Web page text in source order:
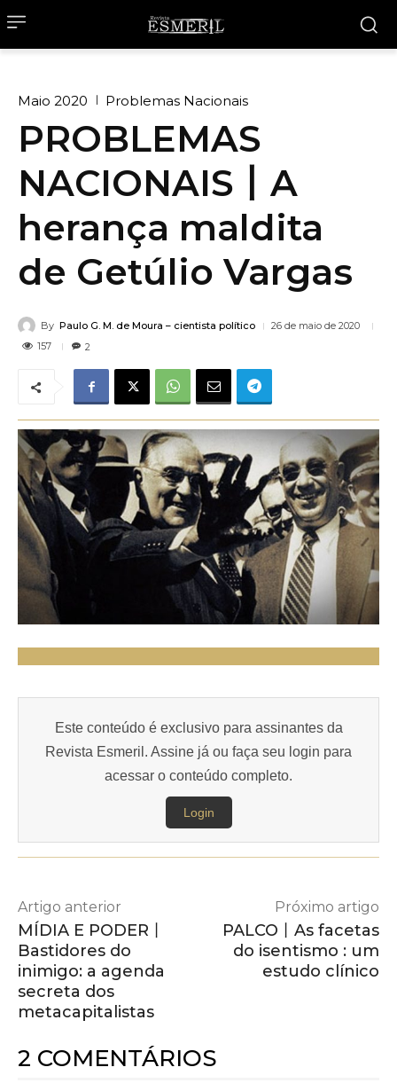
Maio 2020 Problemas Nacionais
PROBLEMAS
NACIONAIS丨A
herança maldita
de Getúlio Vargas
By Paulo G. M. de Moura – cientista político
26 de maio de 2020
157
2
Este conteúdo é exclusivo para assinantes da
Revista Esmeril. Assine já ou faça seu login para
acessar o conteúdo completo.
Login
Artigo anterior
MÍDIA E PODER丨
Bastidores do
inimigo: a agenda
secreta dos
metacapitalistas
Próximo artigo
PALCO丨As facetas
do isentismo : um
estudo clínico
2 COMENTÁRIOS